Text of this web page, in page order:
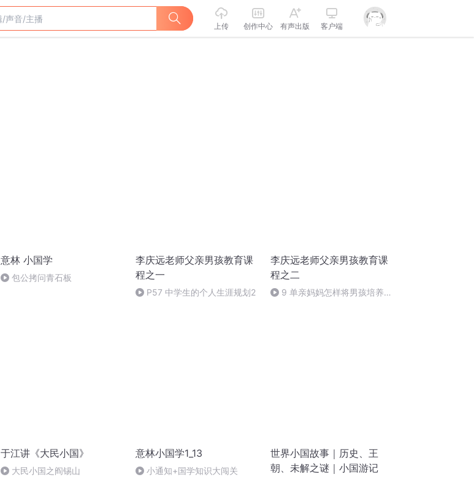
上传 创作中心 有声出版 客户端
意林 小国学
包公拷问青石板
李庆远老师父亲男孩教育课
程之一
P57 中学生的个人生涯规划2
李庆远老师父亲男孩教育课
程之二
9 单亲妈妈怎样将男孩培养成
于江讲《大民小国》
大民小国之阎锡山
意林小国学1_13
小通知+国学知识大闯关
世界小国故事｜历史、王
朝、未解之谜｜小国游记